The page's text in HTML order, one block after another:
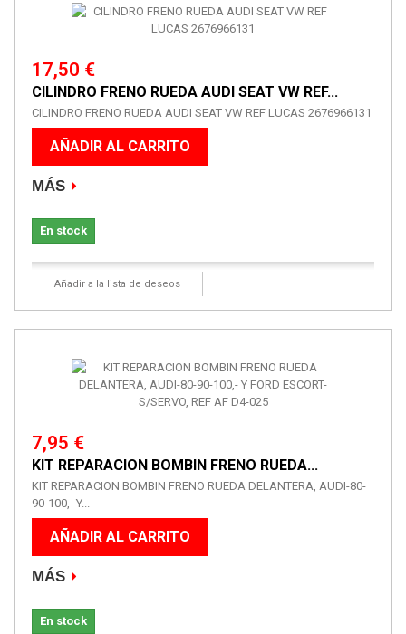
17,50 €
CILINDRO FRENO RUEDA AUDI SEAT VW REF...
CILINDRO FRENO RUEDA AUDI SEAT VW REF LUCAS 2676966131
AÑADIR AL CARRITO
MÁS
En stock
Añadir a la lista de deseos
7,95 €
KIT REPARACION BOMBIN FRENO RUEDA...
KIT REPARACION BOMBIN FRENO RUEDA DELANTERA, AUDI-80-
90-100,- Y...
AÑADIR AL CARRITO
MÁS
En stock